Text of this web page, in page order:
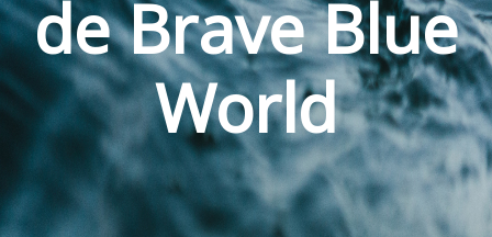
de Brave Blue
World